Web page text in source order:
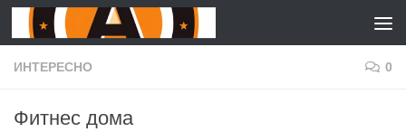
Skip to content
ИНТЕРЕСНО 0
Фитнес дома
Для любых предложений по